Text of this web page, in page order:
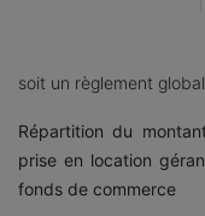
soit un règlement
Répartition du
prise en location
fonds de commerce